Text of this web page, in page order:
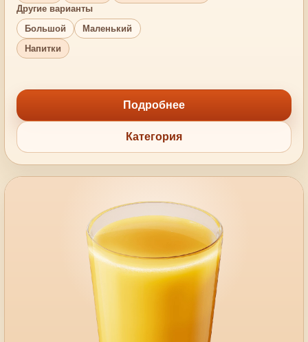
Другие варианты
Большой
Маленький
Напитки
Подробнее
Категория